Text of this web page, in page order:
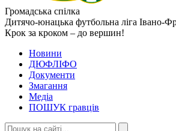
Громадська спілка
Дитячо-юнацька футбольна ліга Івано-
Крок за кроком – до вершин!
Новини
ДЮФЛІФО
Документи
Змагання
Медіа
ПОШУК гравців